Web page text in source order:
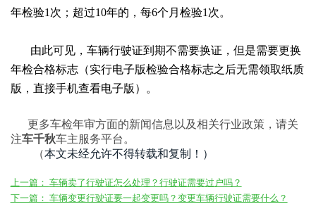
年检验1次；超过10年的，每6个月检验1次。
由此可见，车辆行驶证到期不需要换证，但是需要更换
年检合格标志（实行电子版检验合格标志之后无需领取纸质
版，直接手机查看电子版）。
更多车检年审方面的新闻信息以及相关行业政策，请关
注车千秋车主服务平台。
（本文未经允许不得转载和复制！）
上一篇： 车辆卖了行驶证怎么处理？行驶证需要过户吗？
下一篇： 车辆变更行驶证要一起变更吗？变更车辆行驶证需要什么？